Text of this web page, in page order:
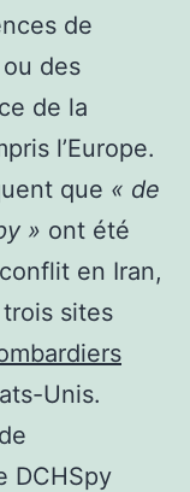
de
des
de la
l’Europe.
que « de
» ont été
en Iran,
sites
Unis.
DCHSpy